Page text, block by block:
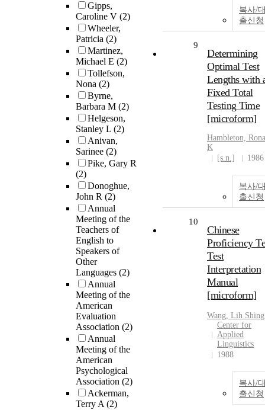
Gipps,
Caroline V (2)
Wheeler,
Patricia (2)
Martinez,
Michael E (2)
Tollefson,
Nona (2)
Byrne,
Barbara M (2)
Helgeson,
Stanley L (2)
Anivan,
Sarinee (2)
Pike, Gary R
(2)
Donoghue,
John R (2)
Annual
Meeting of the
Teachers of
English to
Speakers of
Other
Languages (2)
Annual
Meeting of the
American
Evaluation
Association (2)
Annual
Meeting of the
American
Psychological
Association (2)
Ackerman,
Terry A(2)
복사/
출신청
9
Determining
Optimal Test
Lengths with
Fixed Total
Testing Time
[microform]
Hambleton,
K
[s.n.]
1986
복사/
출신청
10
Chinese
Proficiency
Test
Interpretation
Manual
[microform]
Wang, Lih Shing
Center for
Applied
Linguistics
1988
복사/
출신청